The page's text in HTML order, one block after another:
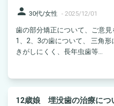
person 30代/女性 - 2025/12/01
歯の部分矯正について、ご意見を伺
1、2、3の歯について、 三角
きがしにくく、長年虫歯等...
12歳娘 埋没歯の治療につ